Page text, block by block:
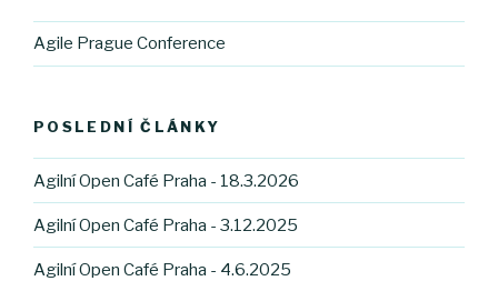
Agile Prague Conference
POSLEDNÍ ČLÁNKY
Agilní Open Café Praha - 18.3.2026
Agilní Open Café Praha - 3.12.2025
Agilní Open Café Praha - 4.6.2025